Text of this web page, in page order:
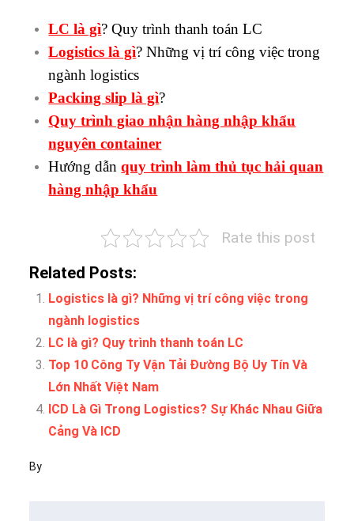
LC là gì? Quy trình thanh toán LC
Logistics là gì? Những vị trí công việc trong
ngành logistics
Packing slip là gì?
Quy trình giao nhận hàng nhập khẩu
nguyên container
Hướng dẫnquy trình làm thủ tục hải quan
hàng nhập khẩu
Rate this post
Related Posts:
Logistics là gì? Những vị trí công việc trong
ngành logistics
LC là gì? Quy trình thanh toán LC
Top 10 Công Ty Vận Tải Đường Bộ Uy Tín Và
Lớn Nhất Việt Nam
ICD Là Gì Trong Logistics? Sự Khác Nhau Giữa
Cảng Và ICD
By